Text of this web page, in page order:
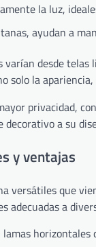
la luz,
ayudan a
desde
solo la
privacidad,
a su
y ventajas
versátiles que
adecuadas a
lamas